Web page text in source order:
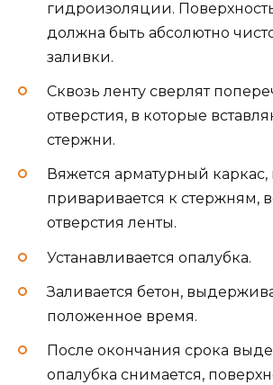
гидроизоляции.
должна быть абсолютно
заливки.
Сквозь ленту сверлят
отверстия, в которые
стержни.
Вяжется арматурный каркас,
приваривается к стержням,
отверстия ленты.
Устанавливается опалубка.
Заливается бетон,
положенное время.
После окончания срока
опалубка снимается,